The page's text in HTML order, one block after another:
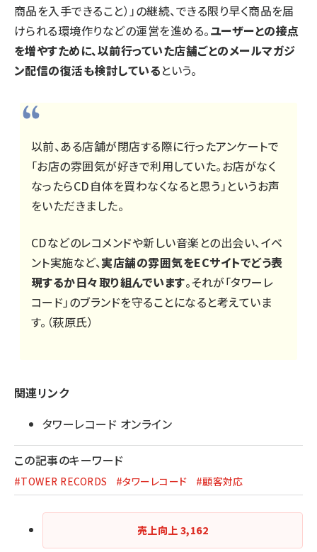
商品を入手できること）」の継続、できる限り早く商品を届
けられる環境作りなどの運営を進める。ユーザーとの接点
を増やすために、以前行っていた店舗ごとのメールマガジ
ン配信の復活も検討しているという。
以前、ある店舗が閉店する際に行ったアンケートで
「お店の雰囲気が好きで利用していた。お店がなく
なったらCD自体を買わなくなると思う」というお声
をいただきました。
CDなどのレコメンドや新しい音楽との出会い、イベ
ント実施など、実店舗の雰囲気をECサイトでどう表
現するか日々取り組んでいます。それが「タワーレ
コード」のブランドを守ることになると考えていま
す。（萩原氏）
関連リンク
タワーレコード オンライン
この記事のキーワード
#TOWER RECORDS #タワーレコード #顧客対応
売上向上 3,162